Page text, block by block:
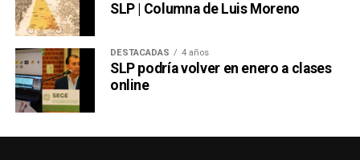
SLP | Columna de Luis Moreno
DESTACADAS 4 años
SLP podría volver en enero a clases
online